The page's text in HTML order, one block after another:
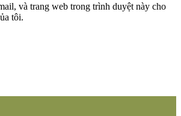
và trang web trong trình duyệt này cho
tôi.